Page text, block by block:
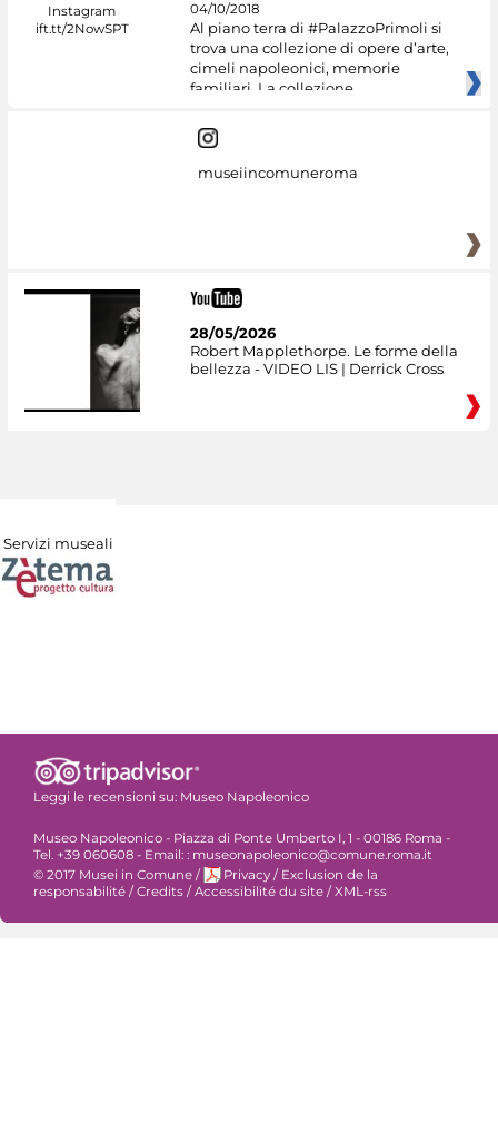
04/10/2018
Al piano terra di #PalazzoPrimoli si
trova una collezione di opere d’arte,
cimeli napoleonici, memorie
familiari. La collezione
museiincomuneroma
28/05/2026
Robert Mapplethorpe. Le forme della
bellezza - VIDEO LIS | Derrick Cross
Servizi museali
Leggi le recensioni su: Museo Napoleonico
Museo Napoleonico - Piazza di Ponte Umberto I, 1 - 00186 Roma -
Tel. +39 060608 - Email: : museonapoleonico@comune.roma.it
© 2017 Musei in Comune / Privacy / Exclusion de la
responsabilité /Credits /Accessibilité du site /XML-rss